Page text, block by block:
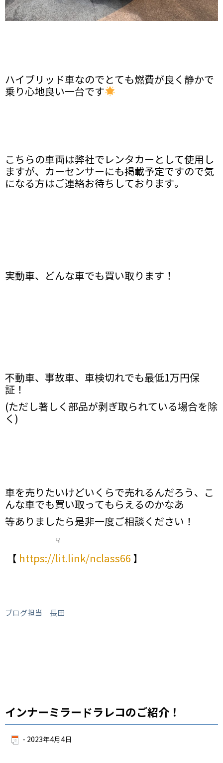
ハイブリッド車なのでとても燃費が良く静かで
乗り心地良い一台です
こちらの車両は弊社でレンタカーとして使用し
ますが、カーセンサーにも掲載予定ですので気
になる方はご連絡お待ちしております。
実動車、どんな車でも買い取ります！
不動車、事故車、車検切れでも最低1万円保
証！
(ただし著しく部品が剥ぎ取られている場合を除
く)
車を売りたいけどいくらで売れるんだろう、こ
んな車でも買い取ってもらえるのかなあ
等ありましたら是非一度ご相談ください！
☟
【 https://lit.link/nclass66 】
ブログ担当 長田
インナーミラードラレコのご紹介！
- 2023年4月4日